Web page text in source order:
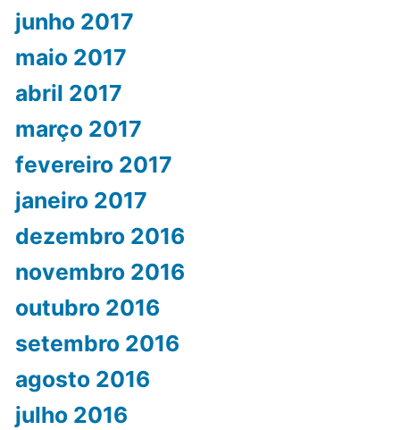
junho 2017
maio 2017
abril 2017
março 2017
fevereiro 2017
janeiro 2017
dezembro 2016
novembro 2016
outubro 2016
setembro 2016
agosto 2016
julho 2016